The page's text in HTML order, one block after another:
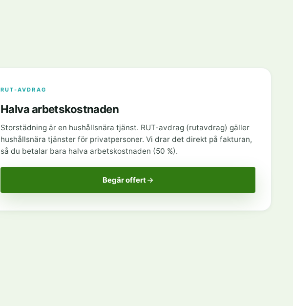
RUT-AVDRAG
Halva arbetskostnaden
Storstädning är en hushållsnära tjänst. RUT-avdrag (rutavdrag) gäller
hushållsnära tjänster för privatpersoner. Vi drar det direkt på fakturan,
så du betalar bara halva arbetskostnaden (50 %).
Begär offert